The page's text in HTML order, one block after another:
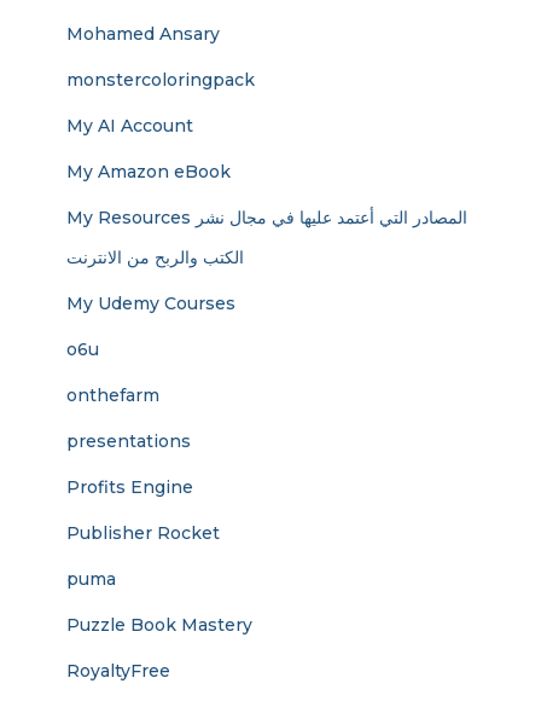
Mohamed Ansary
monstercoloringpack
My AI Account
My Amazon eBook
My Resources المصادر التي أعتمد عليها في مجال نشر
الكتب والربح من الانترنت
My Udemy Courses
o6u
onthefarm
presentations
Profits Engine
Publisher Rocket
puma
Puzzle Book Mastery
RoyaltyFree